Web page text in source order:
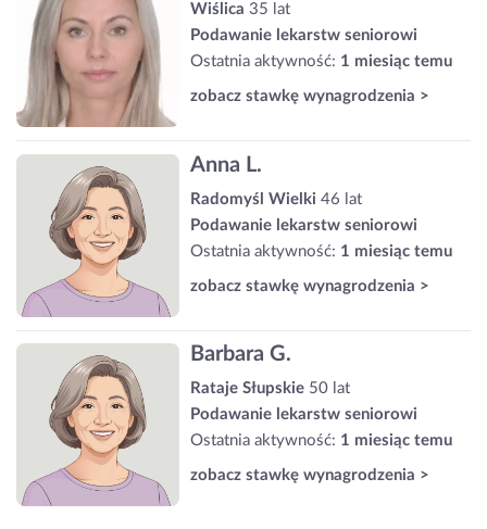
Wiślica 35 lat
Podawanie lekarstw seniorowi
Ostatnia aktywność: 1 miesiąc temu
zobacz stawkę wynagrodzenia >
Anna L.
Radomyśl Wielki 46 lat
Podawanie lekarstw seniorowi
Ostatnia aktywność: 1 miesiąc temu
zobacz stawkę wynagrodzenia >
Barbara G.
Rataje Słupskie 50 lat
Podawanie lekarstw seniorowi
Ostatnia aktywność: 1 miesiąc temu
zobacz stawkę wynagrodzenia >